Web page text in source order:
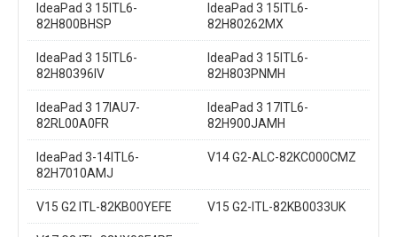
IdeaPad 3 15ITL6-
82H800BHSP
IdeaPad 3 15ITL6-
82H80262MX
IdeaPad 3 15ITL6-
82H80396IV
IdeaPad 3 15ITL6-
82H803PNMH
IdeaPad 3 17IAU7-
82RL00A0FR
IdeaPad 3 17ITL6-
82H900JAMH
IdeaPad 3-14ITL6-
82H7010AMJ
V14 G2-ALC-82KC000CMZ
V15 G2 ITL-82KB00YEFE V15 G2-ITL-82KB0033UK